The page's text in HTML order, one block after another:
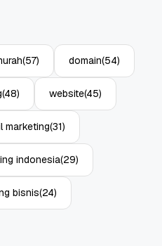
(57) domain(54)
(48) website(45)
marketing(31)
indonesia(29)
bisnis(24)